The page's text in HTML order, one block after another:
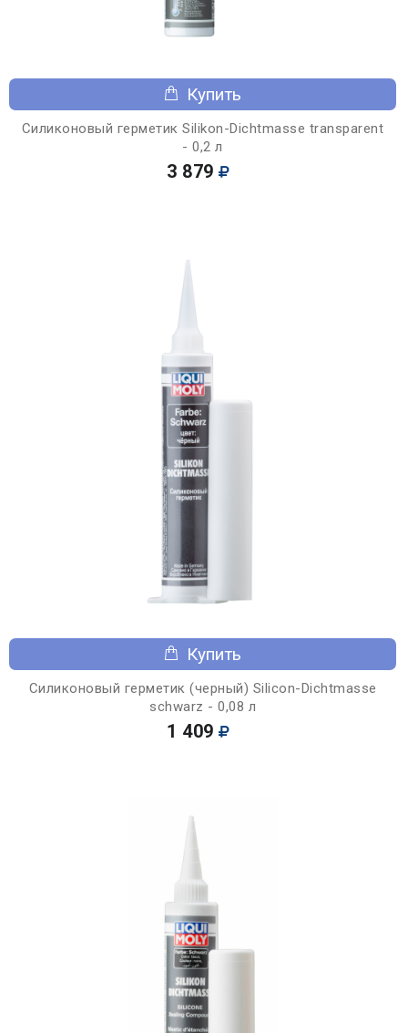
Купить
Силиконовый герметик Silikon-Dichtmasse transparent
- 0,2 л
3 879
Купить
Силиконовый герметик (черный) Silicon-Dichtmasse
schwarz - 0,08 л
1 409